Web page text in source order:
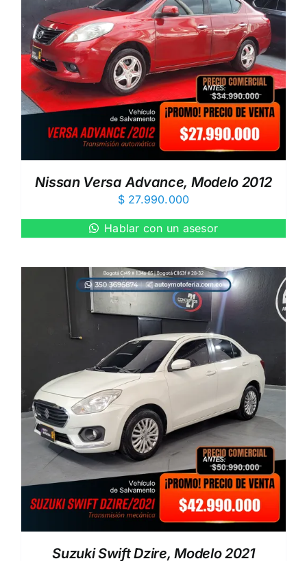
Nissan Versa Advance, Modelo 2012
$27.990.000
Hablar con un asesor
Suzuki Swift Dzire, Modelo 2021